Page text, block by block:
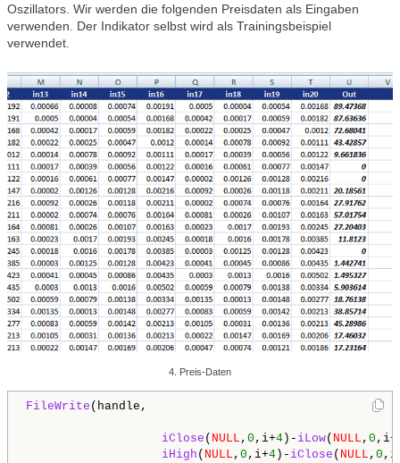
Oszillators. Wir werden die folgenden Preisdaten als Eingaben
verwenden. Der Indikator selbst wird als Trainingsbeispiel
verwendet.
4. Preis-Daten
FileWrite (handle,
iClose ( NULL , 0 ,i+4 )- iLow( NULL , 0 ,i+
iHigh ( NULL , 0 ,i+4 )- iClose ( NULL , 0